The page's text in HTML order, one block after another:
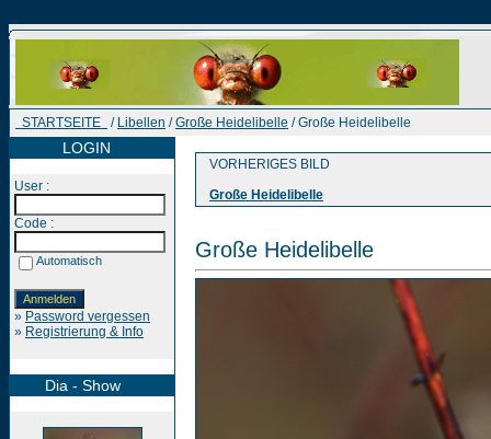
STARTSEITE / Libellen /Große Heidelibelle / Große Heidelibelle
LOGIN
User :
Code :
Automatisch
» Password vergessen
» Registrierung & Info
Dia - Show
VORHERIGES BILD
Große Heidelibelle
Große Heidelibelle